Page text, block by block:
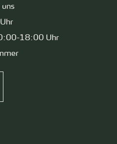
uns
18:00 Uhr